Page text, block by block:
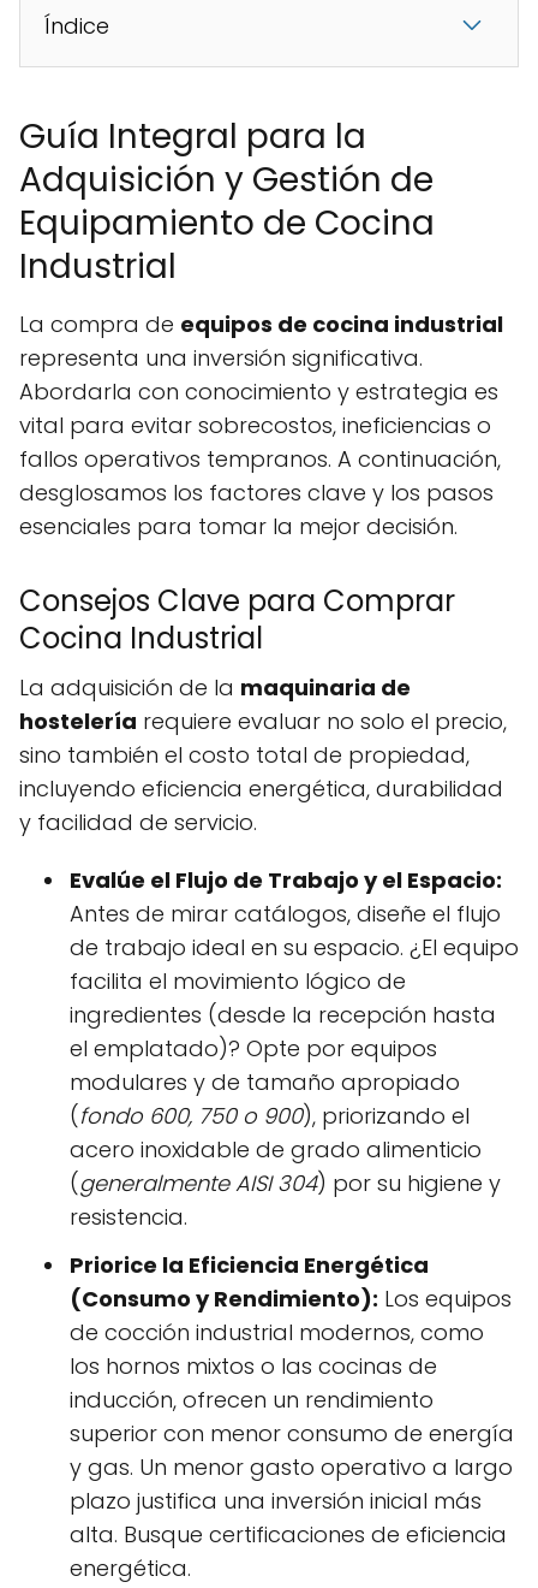
Índice
Guía Integral para la
Adquisición y Gestión de
Equipamiento de Cocina
Industrial
La compra de equipos de cocina industrial
representa una inversión significativa.
Abordarla con conocimiento y estrategia es
vital para evitar sobrecostos, ineficiencias o
fallos operativos tempranos. A continuación,
desglosamos los factores clave y los pasos
esenciales para tomar la mejor decisión.
Consejos Clave para Comprar
Cocina Industrial
La adquisición de la maquinaria de
hostelería requiere evaluar no solo el precio,
sino también el costo total de propiedad,
incluyendo eficiencia energética, durabilidad
y facilidad de servicio.
Evalúe el Flujo de Trabajo y el Espacio:
Antes de mirar catálogos, diseñe el flujo
de trabajo ideal en su espacio. ¿El equipo
facilita el movimiento lógico de
ingredientes (desde la recepción hasta
el emplatado)? Opte por equipos
modulares y de tamaño apropiado
(fondo 600, 750 o 900), priorizando el
acero inoxidable de grado alimenticio
(generalmente AISI 304) por su higiene y
resistencia.
Priorice la Eficiencia Energética
(Consumo y Rendimiento): Los equipos
de cocción industrial modernos, como
los hornos mixtos o las cocinas de
inducción, ofrecen un rendimiento
superior con menor consumo de energía
y gas. Un menor gasto operativo a largo
plazo justifica una inversión inicial más
alta. Busque certificaciones de eficiencia
energética.